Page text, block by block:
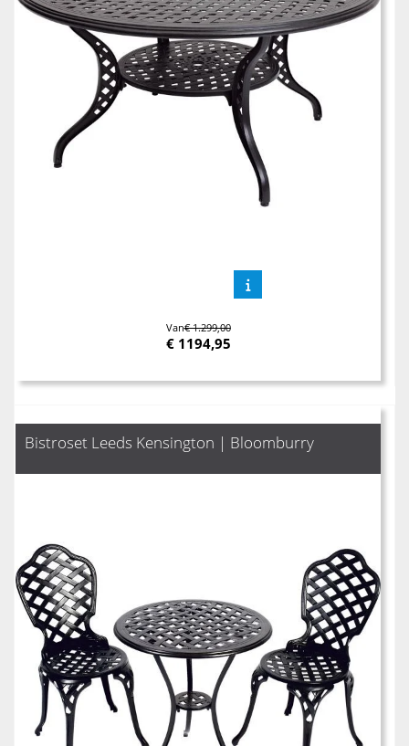
Van€ 1.299,00
€ 1194,95
Bistroset Leeds Kensington | Bloomburry